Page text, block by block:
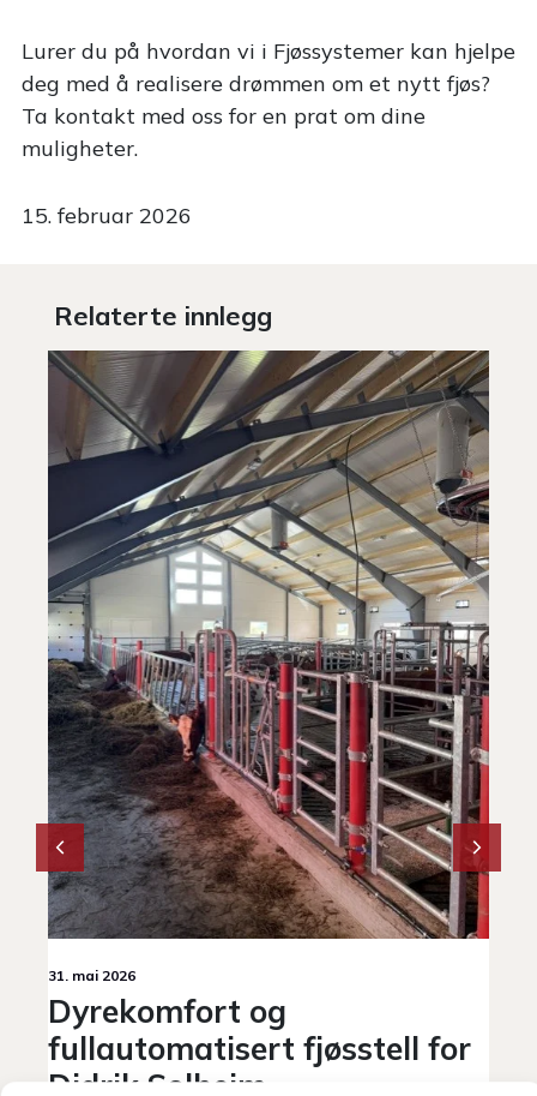
Lurer du på hvordan vi i Fjøssystemer kan hjelpe
deg med å realisere drømmen om et nytt fjøs?
Ta kontakt med oss for en prat om dine
muligheter.
15. februar 2026
Relaterte innlegg
31. mai 2026
Dyrekomfort og
fullautomatisert fjøsstell for
Didrik Solheim